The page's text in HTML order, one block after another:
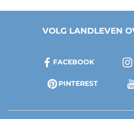
VOLG LANDLEVEN
FACEBOOK
PINTEREST